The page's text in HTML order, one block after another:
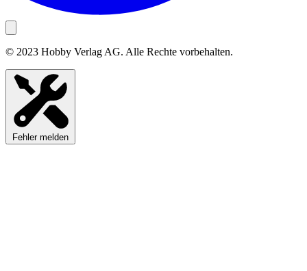
© 2023 Hobby Verlag AG. Alle Rechte vorbehalten.
Fehler melden